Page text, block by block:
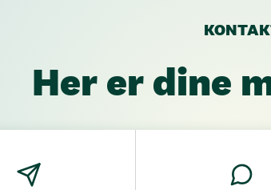
Her er dine